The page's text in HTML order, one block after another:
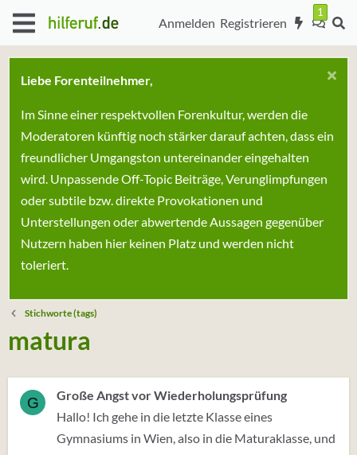
Anmelden Registrieren
Liebe Forenteilnehmer,
Im Sinne einer respektvollen Forenkultur, werden die
Moderatoren künftig noch stärker darauf achten, dass ein
freundlicher Umgangston untereinander eingehalten
wird. Unpassende Off-Topic Beiträge, Verunglimpfungen
oder subtile bzw. direkte Provokationen und
Unterstellungen oder abwertende Aussagen gegenüber
Nutzern haben hier keinen Platz und werden nicht
toleriert.
Stichworte (tags)
matura
G
Große Angst vor Wiederholungsprüfung
Hallo! Ich gehe in die letzte Klasse eines
Gymnasiums in Wien, also in die Maturaklasse, und